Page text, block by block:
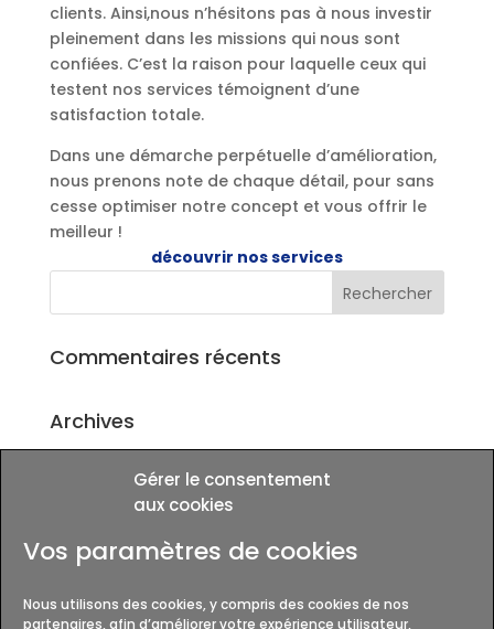
Gérer le consentement
aux cookies
Vos paramètres de cookies
Nous utilisons des cookies, y compris des cookies de nos
partenaires, afin d’améliorer votre expérience utilisateur,
clients. Ainsi,nous n’hésitons pas à nous investir
pleinement dans les missions qui nous sont
confiées. C’est la raison pour laquelle ceux qui
testent nos services témoignent d’une
satisfaction totale.
Dans une démarche perpétuelle d’amélioration,
nous prenons note de chaque détail, pour sans
cesse optimiser notre concept et vous offrir le
meilleur !
découvrir nos services
Commentaires récents
Archives
Catégories
Aucune catégorie
Méta
Connexion